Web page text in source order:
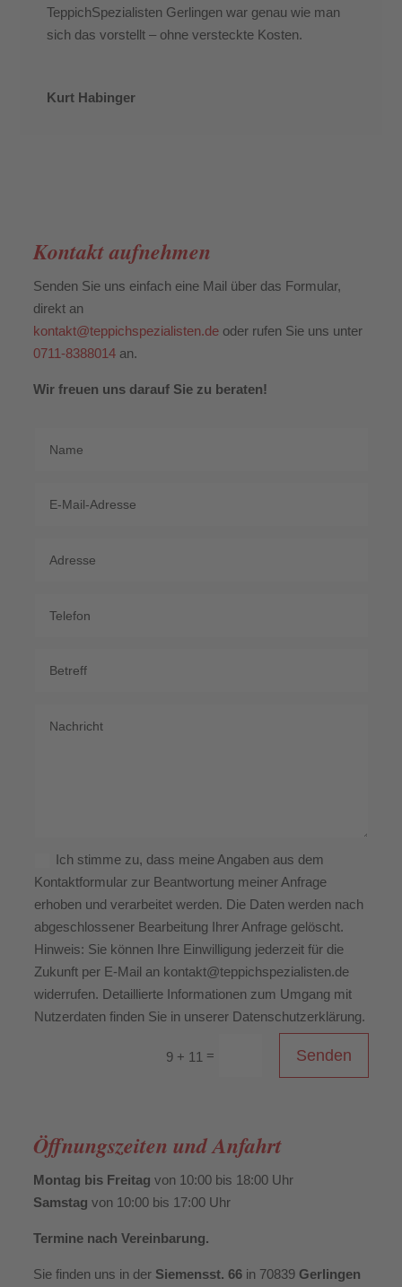
TeppichSpezialisten Gerlingen war genau wie man
sich das vorstellt – ohne versteckte Kosten.
Kurt Habinger
Kontakt aufnehmen
Senden Sie uns einfach eine Mail über das Formular,
direkt an
kontakt@teppichspezialisten.de oder rufen Sie uns unter
0711-8388014 an.
Wir freuen uns darauf Sie zu beraten!
Ich stimme zu, dass meine Angaben aus dem
Kontaktformular zur Beantwortung meiner Anfrage
erhoben und verarbeitet werden. Die Daten werden nach
abgeschlossener Bearbeitung Ihrer Anfrage gelöscht.
Hinweis: Sie können Ihre Einwilligung jederzeit für die
Zukunft per E-Mail an kontakt@teppichspezialisten.de
widerrufen. Detaillierte Informationen zum Umgang mit
Nutzerdaten finden Sie in unserer Datenschutzerklärung.
9 + 11 = Senden
Öffnungszeiten und Anfahrt
Montag bis Freitag von 10:00 bis 18:00 Uhr
Samstag von 10:00 bis 17:00 Uhr
Termine nach Vereinbarung.
Sie finden uns in der Siemensst. 66 in 70839 Gerlingen